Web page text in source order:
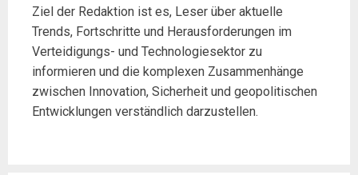
Ziel der Redaktion ist es, Leser über aktuelle
Trends, Fortschritte und Herausforderungen im
Verteidigungs- und Technologiesektor zu
informieren und die komplexen Zusammenhänge
zwischen Innovation, Sicherheit und geopolitischen
Entwicklungen verständlich darzustellen.